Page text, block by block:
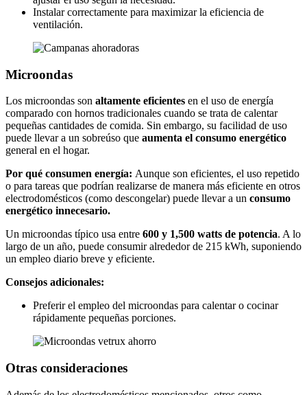
Instalar correctamente para maximizar la eficiencia de
ventilación.
Microondas
Los microondas son altamente eficientes en el uso de energía
comparado con hornos tradicionales cuando se trata de calentar
pequeñas cantidades de comida. Sin embargo, su facilidad de uso
puede llevar a un sobreúso que aumenta el consumo energético
general en el hogar.
Por qué consumen energía: Aunque son eficientes, el uso repetido
o para tareas que podrían realizarse de manera más eficiente en otros
electrodomésticos (como descongelar) puede llevar a un consumo
energético innecesario.
Un microondas típico usa entre 600 y 1,500 watts de potencia. A lo
largo de un año, puede consumir alrededor de 215 kWh, suponiendo
un empleo diario breve y eficiente​.
Consejos adicionales:
Preferir el empleo del microondas para calentar o cocinar
rápidamente pequeñas porciones.
Otras consideraciones